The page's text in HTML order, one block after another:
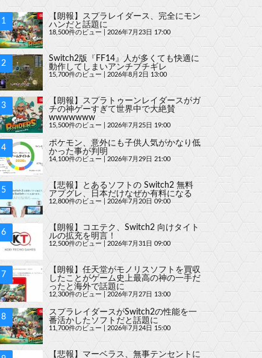
【朗報】スプラレイダース、完全にモン
ハンだと話題に
18,500件のビュー 2026年7月23日 17:00
Switch2版『FF14』人が多くても快適に
動作してしまいアンチブチギレ
15,700件のビュー 2026年8月2日 13:00
【朗報】スプラトゥーンレイダースがガ
チの神ゲーすぎて世界中で大絶賛
wwwwwww
15,500件のビュー 2026年7月25日 19:00
ポケモン、意外にも子供人気がかなり低
かった事が判明
14,100件のビュー 2026年7月29日 21:00
【悲報】とあるソフトの Switch2 無料
アプグレ、日本だけなぜか有料になる
12,800件のビュー 2026年7月20日 09:00
【朗報】コエテク、Switch2 向けタイト
ルの拡充を明言！
12,500件のビュー |2026年7月31日 09:00
【朗報】任天堂がモノリスソフトを買収
したことがゲーム史上最高の神の一手だ
ったと海外で話題に
12,300件のビュー |2026年7月27日 13:00
スプラレイダースがSwitch2の性能を一
番活かしたソフトだと話題に
11,700件のビュー 2026年7月24日 15:00
【悲報】マーベラス、無事テンセントに